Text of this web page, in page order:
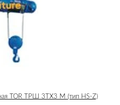
TOR ТРШ 3ТХ3 М (тип HS-Z)